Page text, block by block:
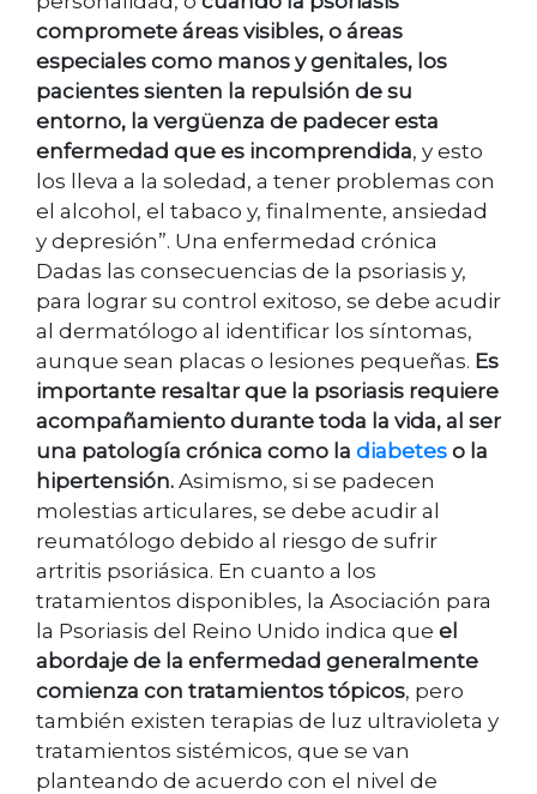
compromete áreas visibles, o áreas
especiales como manos y genitales, los
pacientes sienten la repulsión de su
entorno, la vergüenza de padecer esta
enfermedad que es incomprendida, y esto
los lleva a la soledad, a tener problemas con
el alcohol, el tabaco y, finalmente, ansiedad
y depresión”. Una enfermedad crónica
Dadas las consecuencias de la psoriasis y,
para lograr su control exitoso, se debe acudir
al dermatólogo al identificar los síntomas,
aunque sean placas o lesiones pequeñas. Es
importante resaltar que la psoriasis requiere
acompañamiento durante toda la vida, al ser
una patología crónica como la diabetes o la
hipertensión. Asimismo, si se padecen
molestias articulares, se debe acudir al
reumatólogo debido al riesgo de sufrir
artritis psoriásica. En cuanto a los
tratamientos disponibles, la Asociación para
la Psoriasis del Reino Unido indica que el
abordaje de la enfermedad generalmente
comienza con tratamientos tópicos, pero
también existen terapias de luz ultravioleta y
tratamientos sistémicos, que se van
planteando de acuerdo con el nivel de